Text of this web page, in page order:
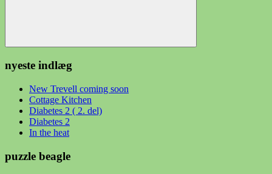
Søg
nyeste indlæg
New Trevell coming soon
Cottage Kitchen
Diabetes 2 ( 2. del)
Diabetes 2
In the heat
puzzle beagle